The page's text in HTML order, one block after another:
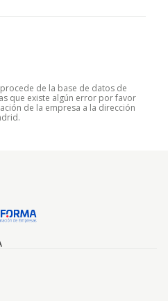
de la base de datos de
que existe algún error por favor
de la empresa a la dirección